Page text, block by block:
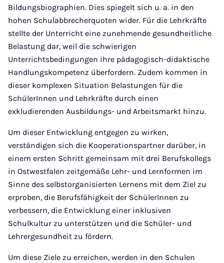
Bildungsbiographien. Dies spiegelt sich u. a. in den
hohen Schulabbrecherquoten wider. Für die Lehrkräfte
stellte der Unterricht eine zunehmende gesundheitliche
Belastung dar, weil die schwierigen
Unterrichtsbedingungen ihre pädagogisch-didaktische
Handlungskompetenz überfordern. Zudem kommen in
dieser komplexen Situation Belastungen für die
SchülerInnen und Lehrkräfte durch einen
exkludierenden Ausbildungs- und Arbeitsmarkt hinzu.
Um dieser Entwicklung entgegen zu wirken,
verständigen sich die Kooperationspartner darüber, in
einem ersten Schritt gemeinsam mit drei Berufskollegs
in Ostwestfalen zeitgemäße Lehr- und Lernformen im
Sinne des selbstorganisierten Lernens mit dem Ziel zu
erproben, die Berufsfähigkeit der SchülerInnen zu
verbessern, die Entwicklung einer inklusiven
Schulkultur zu unterstützen und die Schüler- und
Lehrergesundheit zu fördern.
Um diese Ziele zu erreichen, werden in den Schulen